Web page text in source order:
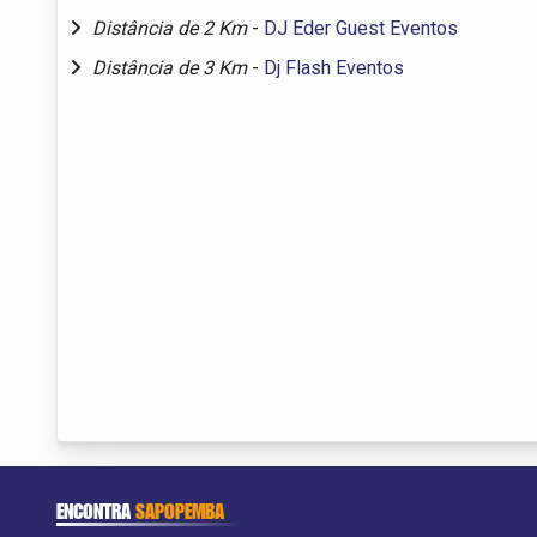
Distância de 2 Km - DJ Eder Guest Eventos
Distância de 3 Km - Dj Flash Eventos
ENCONTRASAPOPEMBA